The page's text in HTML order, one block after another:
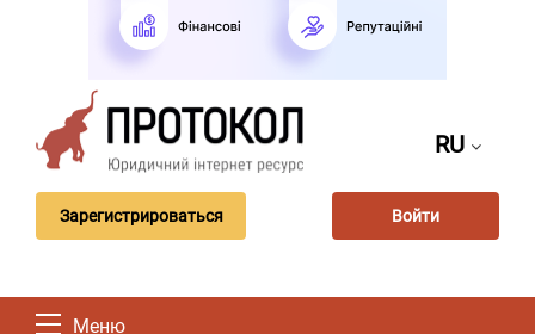
RU
Зарегистрироваться Войти
Меню